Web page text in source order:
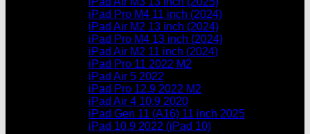
Chưa có sản phẩm trong giỏ hàng.
Chưa có sản phẩm trong giỏ hàng.
iPad Pro M4 11 inch (2024)
iPad Air M2 13 inch (2024)
iPad Pro M4 13 inch (2024)
iPad Air M2 11 inch (2024)
iPad Pro 11 2022 M2
iPad Air 5 2022
iPad Pro 12.9 2022 M2
iPad Air 4 10.9 2020
iPad Gen 11 (A16) 11 inch 2025
iPad 10.9 2022 (iPad 10)